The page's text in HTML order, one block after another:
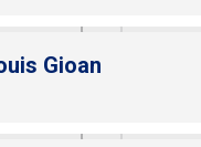
Gioan